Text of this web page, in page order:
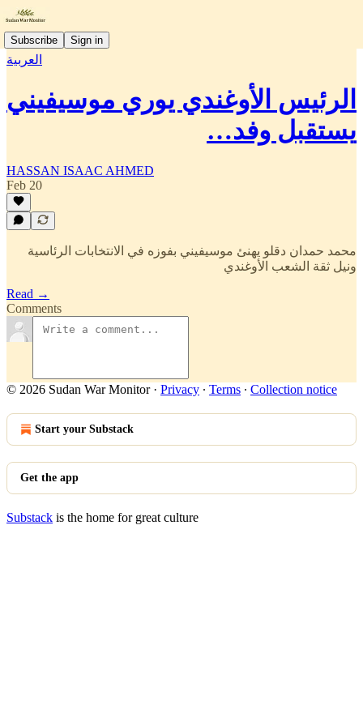
Subscribe Sign in
العربية
الرئيس الأوغندي يوري موسيفيني
يستقبل وفد…
HASSAN ISAAC AHMED
Feb 20
محمد حمدان دقلو يهنئ موسيفيني بفوزه في الانتخابات الرئاسية
ونيل ثقة الشعب الأوغندي
Read →
Comments
© 2026 Sudan War Monitor· Privacy ∙ Terms ∙ Collection notice
Start your Substack
Get the app
Substack is the home for great culture